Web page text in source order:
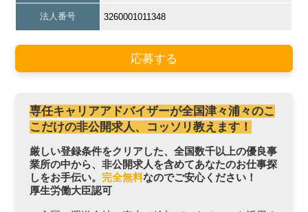
法人番号 3260001011348
応募する
専任キャリアアドバイザーが全国津々浦々のこ
こだけの非公開求人、コッソリ教えます！
厳しい登録条件をクリアした、全国数千以上の優良事
業所の中から、非公開求人を含めてあなたのお仕事探
しをお手伝い。 完全無料なのでご安心ください！
厚生労働大臣認可